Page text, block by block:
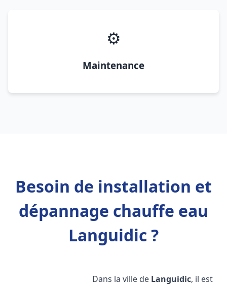
⚙️
Maintenance
Besoin de installation et
dépannage chauffe eau
Languidic ?
Dans la ville de Languidic, il est